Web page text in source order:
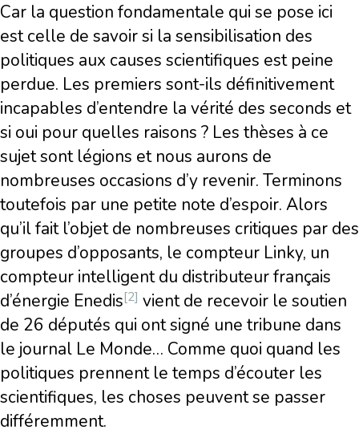
Car la question fondamentale qui se pose ici
est celle de savoir si la sensibilisation des
politiques aux causes scientifiques est peine
perdue. Les premiers sont-ils définitivement
incapables d’entendre la vérité des seconds et
si oui pour quelles raisons ? Les thèses à ce
sujet sont légions et nous aurons de
nombreuses occasions d’y revenir. Terminons
toutefois par une petite note d’espoir. Alors
qu’il fait l’objet de nombreuses critiques par des
groupes d’opposants, le compteur Linky, un
compteur intelligent du distributeur français
d’énergie Enedis[2] vient de recevoir le soutien
de 26 députés qui ont signé une tribune dans
le journal Le Monde… Comme quoi quand les
politiques prennent le temps d’écouter les
scientifiques, les choses peuvent se passer
différemment.